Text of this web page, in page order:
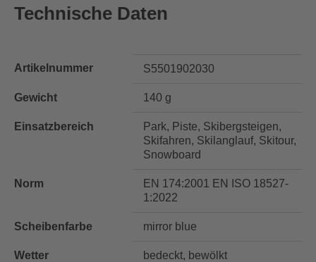
Technische Daten
Artikelnummer S5501902030
Gewicht 140 g
Einsatzbereich
Park, Piste, Skibergsteigen,
Skifahren, Skilanglauf, Skitour,
Snowboard
Norm
EN 174:2001 EN ISO 18527-
1:2022
Scheibenfarbe mirror blue
Wetter bedeckt, bewölkt